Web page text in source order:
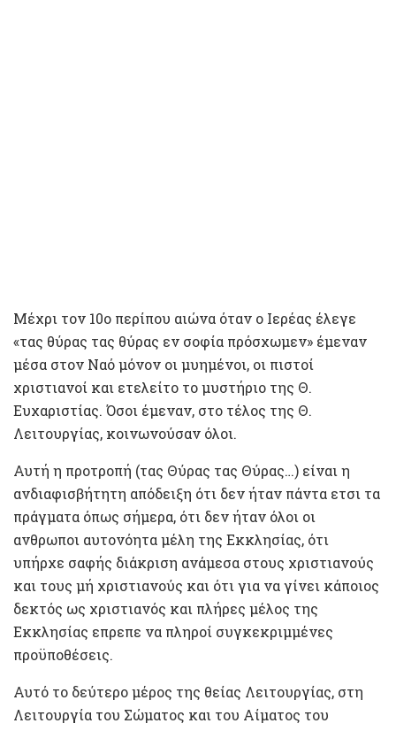
Mέχρι τον 10ο περίπου αιώνα όταν ο Ιερέας έλεγε
«τας θύρας τας θύρας εν σοφία πρόσχωμεν» έμεναν
μέσα στον Ναό μόνον οι μυημένοι, οι πιστοί
χριστιανοί και ετελείτο το μυστήριο της Θ.
Ευχαριστίας. Όσοι έμεναν, στο τέλος της Θ.
Λειτουργίας, κοινωνούσαν όλοι.
Αυτή η προτροπή (τας Θύρας τας Θύρας…) είναι η
ανδιαφισβήτητη απόδειξη ότι δεν ήταν πάντα ετσι τα
πράγματα όπως σήμερα, ότι δεν ήταν όλοι οι
ανθρωποι αυτονόητα μέλη της Εκκλησίας, ότι
υπήρχε σαφής διάκριση ανάμεσα στους χριστιανούς
και τους μή χριστιανούς και ότι για να γίνει κάποιος
δεκτός ως χριστιανός και πλήρες μέλος της
Εκκλησίας επρεπε να πληροί συγκεκριμμένες
προϋποθέσεις.
Αυτό το δεύτερο μέρος της θείας Λειτουργίας, στη
Λειτουργία του Σώματος και του Αίματος του